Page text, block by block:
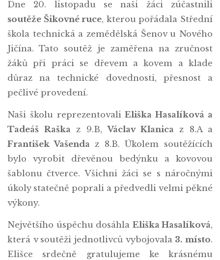
Dne 20. listopadu se naši žáci zúčastnili
soutěže Šikovné ruce, kterou pořádala Střední
škola technická a zemědělská Šenov u Nového
Jičína. Tato soutěž je zaměřena na zručnost
žáků při práci se dřevem a kovem a klade
důraz na technické dovednosti, přesnost a
pečlivé provedení.
Naši školu reprezentovaliEliška Hasalíková a
Tadeáš Raškaz 9.B,Václav Klanicaz 8.A a
František Vašendaz 8.B. Úkolem soutěžících
bylo vyrobit dřevěnou bedýnku a kovovou
šablonu čtverce. Všichni žáci se s náročnými
úkoly statečně poprali a předvedli velmi pěkné
výkony.
Největšího úspěchu dosáhla Eliška Hasalíková,
která v soutěži jednotlivců vybojovala 3. místo.
Elišce srdečně gratulujeme ke krásnému